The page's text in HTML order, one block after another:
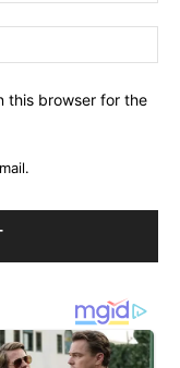
this browser for the